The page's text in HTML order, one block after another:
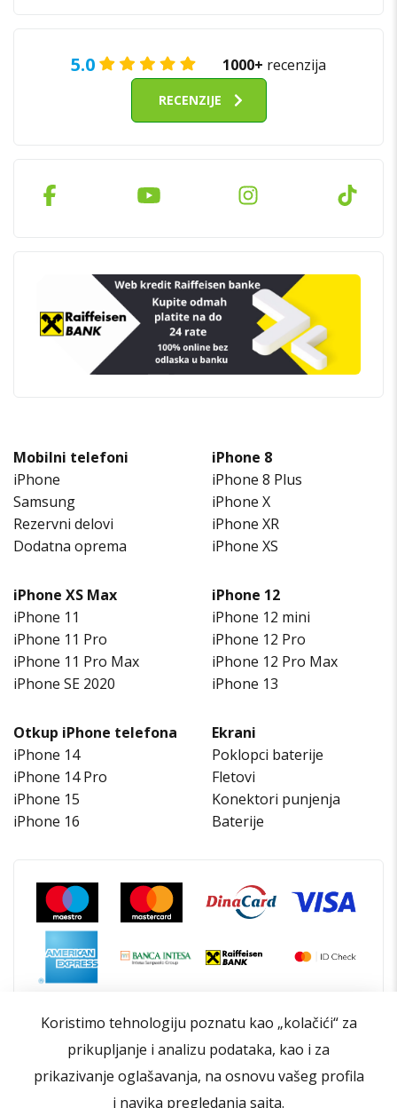
5.0 1000+ recenzija
RECENZIJE
Mobilni telefoni
iPhone
Samsung
Rezervni delovi
Dodatna oprema
iPhone 8
iPhone 8 Plus
iPhone X
iPhone XR
iPhone XS
iPhone XS Max
iPhone 11
iPhone 11 Pro
iPhone 11 Pro Max
iPhone SE 2020
iPhone 12
iPhone 12 mini
iPhone 12 Pro
iPhone 12 Pro Max
iPhone 13
Otkup iPhone telefona
iPhone 14
iPhone 14 Pro
iPhone 15
iPhone 16
Ekrani
Poklopci baterije
Fletovi
Konektori punjenja
Baterije
Koristimo tehnologiju poznatu kao „kolačići“ za
prikupljanje i analizu podataka, kao i za
prikazivanje oglašavanja, na osnovu vašeg profila
i navika pregledanja sajta.